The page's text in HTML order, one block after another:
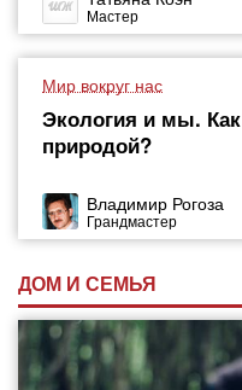
Мастер
Мир вокруг нас
Экология и мы.
природой?
Владимир Рогоза
Грандмастер
ДОМ И СЕМЬЯ